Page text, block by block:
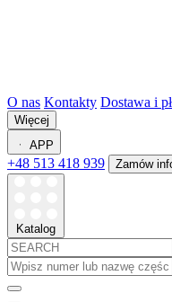
O nas Kontakty Dostawa i
Więcej
APP
+48 513 418 939 Zamów
Katalog